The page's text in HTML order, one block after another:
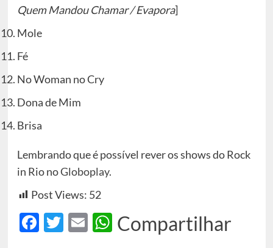
Quem Mandou Chamar / Evapora]
Mole
Fé
No Woman no Cry
Dona de Mim
Brisa
Lembrando que é possível rever os shows do Rock
in Rio noGloboplay.
Post Views: 52
Facebook
Twitter
EmailWhatsApp
Compartilhar